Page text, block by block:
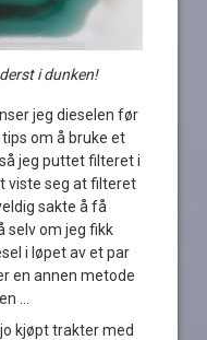
i dunken!
jeg dieselen før
om å bruke et
jeg puttet filteret i
viste seg at filteret
sakte å få
selv om jeg fikk
i løpet av et par
en annen metode
…
kjøpt trakter med